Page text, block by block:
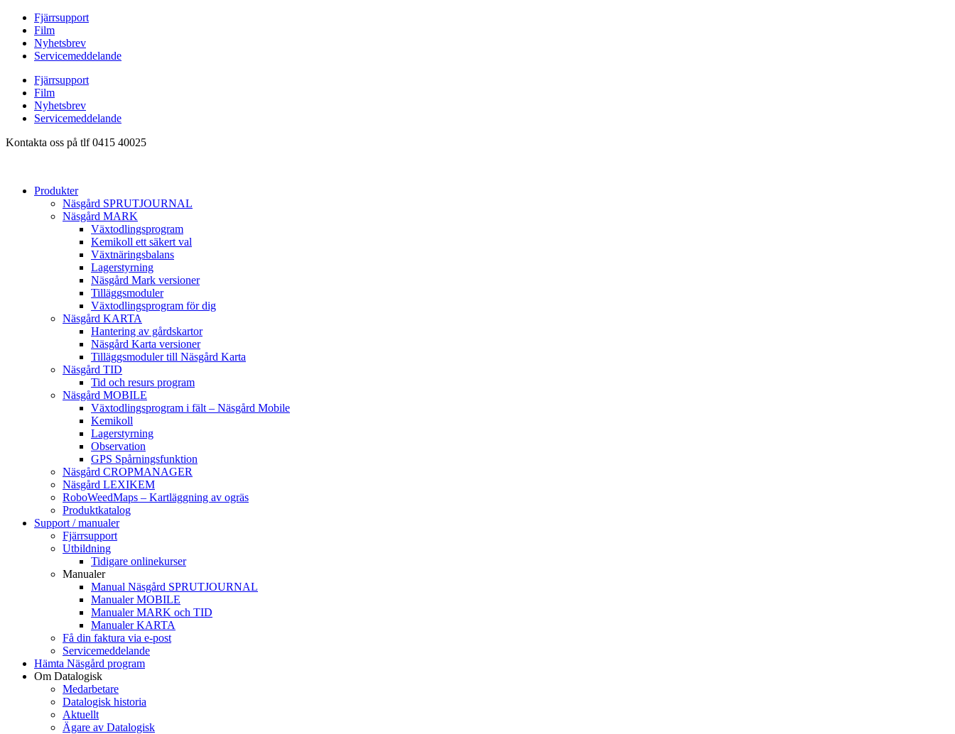
Hoppa
innehåll
Fjärrsupport
Film
Nyhetsbrev
Servicemeddelande
Fjärrsupport
Film
Nyhetsbrev
Servicemeddelande
Kontakta oss på tlf 0415 40025
Produkter
Näsgård SPRUTJOURNAL
Näsgård MARK
Växtodlingsprogram
Kemikoll ett säkert val
Växtnäringsbalans
Lagerstyrning
Näsgård Mark versioner
Tilläggsmoduler
Växtodlingsprogram för dig
Näsgård KARTA
Hantering av gårdskartor
Näsgård Karta versioner
Tilläggsmoduler till Näsgård Karta
Näsgård TID
Tid och resurs program
Näsgård MOBILE
Växtodlingsprogram i fält – Näsgård Mobile
Kemikoll
Lagerstyrning
Observation
GPS Spårningsfunktion
Näsgård CROPMANAGER
Näsgård LEXIKEM
RoboWeedMaps – Kartläggning av ogräs
Produktkatalog
Support / manualer
Fjärrsupport
Utbildning
Tidigare onlinekurser
Manualer
Manual Näsgård SPRUTJOURNAL
Manualer MOBILE
Manualer MARK och TID
Manualer KARTA
Få din faktura via e-post
Servicemeddelande
Hämta Näsgård program
Om Datalogisk
Medarbetare
Datalogisk historia
Aktuellt
Ägare av Datalogisk